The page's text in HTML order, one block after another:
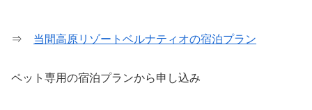
⇒ 当間高原リゾートベルナティオの宿泊プラン
ペット専用の宿泊プランから申し込み